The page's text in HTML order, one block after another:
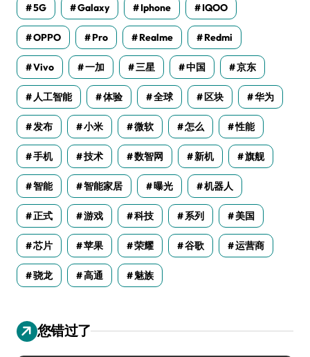
5G Galaxy Iphone IQOO
OPPO Pro Realme Redmi
Vivo 一加 三星 中国 京东
人工智能 体验 全球 区块 华为
发布 小米 微软 怎么 性能
手机 技术 数智网 新机 旗舰
智能 智能家居 曝光 机器人
正式 游戏 科技 系列 美国
芯片 苹果 荣耀 谷歌 运营商
骁龙 高通 魅族
您错过了